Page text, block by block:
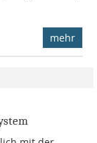
mehr